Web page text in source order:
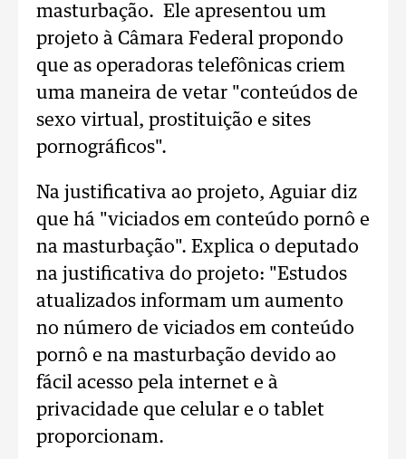
masturbação. Ele apresentou um
projeto à Câmara Federal propondo
que as operadoras telefônicas criem
uma maneira de vetar "conteúdos de
sexo virtual, prostituição e sites
pornográficos".
Na justificativa ao projeto, Aguiar diz
que há "viciados em conteúdo pornô e
na masturbação". Explica o deputado
na justificativa do projeto: "Estudos
atualizados informam um aumento
no número de viciados em conteúdo
pornô e na masturbação devido ao
fácil acesso pela internet e à
privacidade que celular e o tablet
proporcionam.